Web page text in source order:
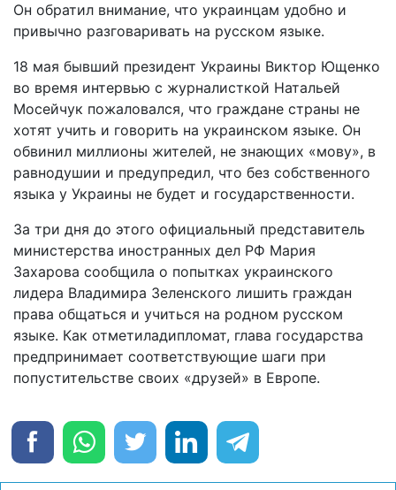
Он обратил внимание, что украинцам удобно и
привычно разговаривать на русском языке.
18 мая бывший президент Украины Виктор Ющенко
во время интервью с журналисткой Натальей
Мосейчук пожаловался, что граждане страны не
хотят учить и говорить на украинском языке. Он
обвинил миллионы жителей, не знающих «мову», в
равнодушии и предупредил, что без собственного
языка у Украины не будет и государственности.
За три дня до этого официальный представитель
министерства иностранных дел РФ Мария
Захарова сообщила о попытках украинского
лидера Владимира Зеленского лишить граждан
права общаться и учиться на родном русском
языке. Как отметиладипломат, глава государства
предпринимает соответствующие шаги при
попустительстве своих «друзей» в Европе.